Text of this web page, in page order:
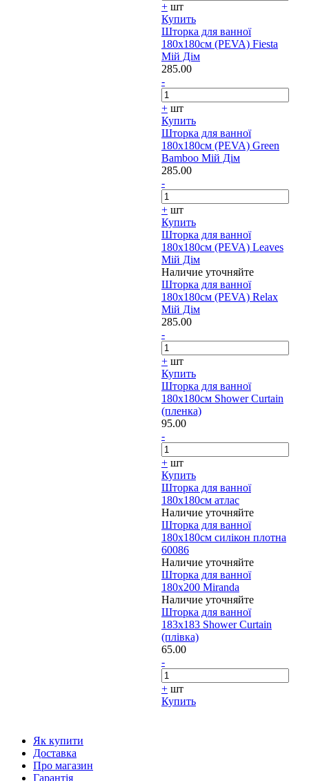
+ шт
Купить
Шторка для ванної
180х180см (PEVA) Fiesta
Мій Дім
285.00
-
+ шт
Купить
Шторка для ванної
180х180см (PEVA) Green
Bamboo Мій Дім
285.00
-
+ шт
Купить
Шторка для ванної
180х180см (PEVA) Leaves
Мій Дім
Наличие уточняйте
Шторка для ванної
180х180см (PEVA) Relax
Мій Дім
285.00
-
+ шт
Купить
Шторка для ванної
180х180см Shower Curtain
(пленка)
95.00
-
+ шт
Купить
Шторка для ванної
180х180см атлас
Наличие уточняйте
Шторка для ванної
180х180см силікон плотна
60086
Наличие уточняйте
Шторка для ванної
180х200 Miranda
Наличие уточняйте
Шторка для ванної
183х183 Shower Curtain
(плівка)
65.00
-
+ шт
Купить
Як купити
Доставка
Про магазин
Гарантія